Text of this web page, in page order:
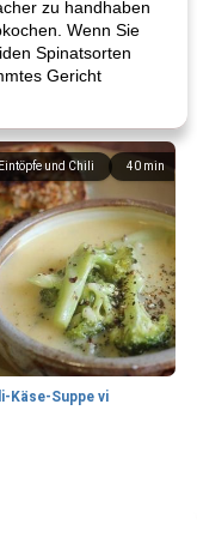
zu handhaben
Wenn Sie
Spinatsorten
Gericht
40 min
und Chili
Käse-Suppe vi